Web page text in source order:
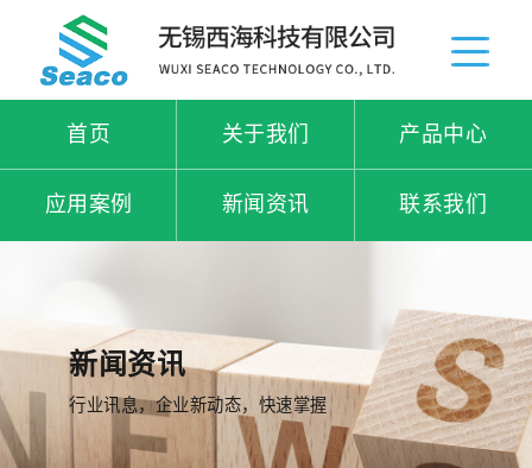
首页 关于我们 产品中心
应用案例 新闻资讯 联系我们
新闻资讯
行业讯息，企业新动态，快速掌握